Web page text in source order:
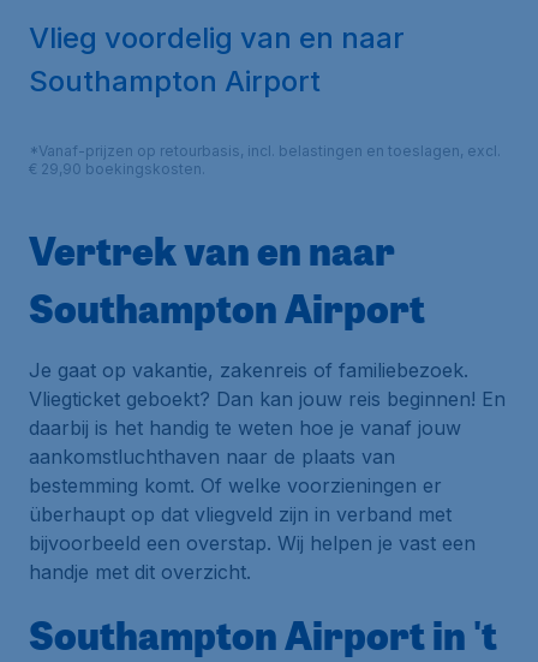
Vlieg voordelig van en naar
Southampton Airport
*Vanaf-prijzen op retourbasis, incl. belastingen en toeslagen, excl.
€ 29,90 boekingskosten.
Vertrek van en naar
Southampton Airport
Je gaat op vakantie, zakenreis of familiebezoek.
Vliegticket geboekt? Dan kan jouw reis beginnen! En
daarbij is het handig te weten hoe je vanaf jouw
aankomstluchthaven naar de plaats van
bestemming komt. Of welke voorzieningen er
überhaupt op dat vliegveld zijn in verband met
bijvoorbeeld een overstap. Wij helpen je vast een
handje met dit overzicht.
Southampton Airport in 't